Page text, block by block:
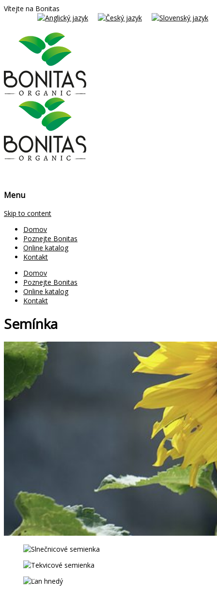
Vítejte na Bonitas
Menu
Skip to content
Domov
Poznejte Bonitas
Online katalog
Kontakt
Domov
Poznejte Bonitas
Online katalog
Kontakt
Semínka